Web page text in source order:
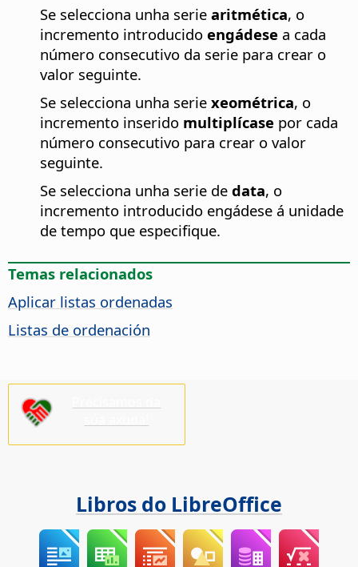
Se selecciona unha serie aritmética, o
incremento introducido engádese a cada
número consecutivo da serie para crear o
valor seguinte.
Se selecciona unha serie xeométrica, o
incremento inserido multiplícase por cada
número consecutivo para crear o valor
seguinte.
Se selecciona unha serie de data, o
incremento introducido engádese á unidade
de tempo que especifique.
Temas relacionados
Aplicar listas ordenadas
Listas de ordenación
Libros do LibreOffice